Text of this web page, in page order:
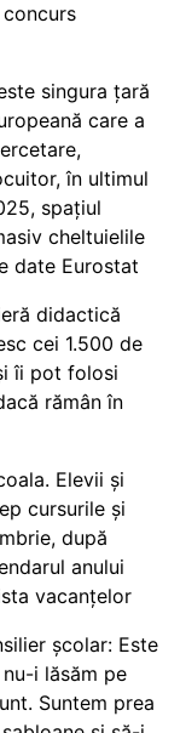
singura țară
care a
în ultimul
spațiul
cheltuielile
date Eurostat
didactică
cei 1.500 de
îi pot folosi
rămân în
Elevii și
cursurile și
după
anului
vacanțelor
școlar: Este
i lăsăm pe
Suntem prea